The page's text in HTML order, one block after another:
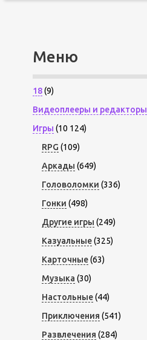
Меню
18(9)
Видеоплееры и редакторы
Игры (10 124)
RPG (109)
Аркады (649)
Головоломки (336)
Гонки (498)
Другие игры (249)
Казуальные(325)
Карточные(63)
Музыка (30)
Настольные(44)
Приключения (541)
Развлечения (284)